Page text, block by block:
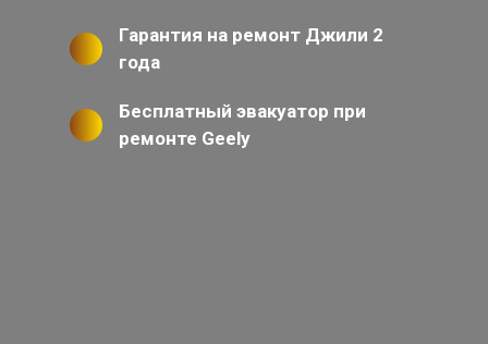
Гарантия на ремонт Джили 2
года
Бесплатный эвакуатор при
ремонте Geely